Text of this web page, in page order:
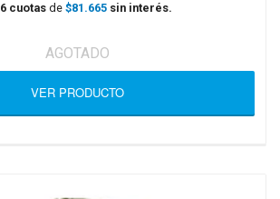
6 cuotas de $81.665 sin interés.
AGOTADO
VER PRODUCTO